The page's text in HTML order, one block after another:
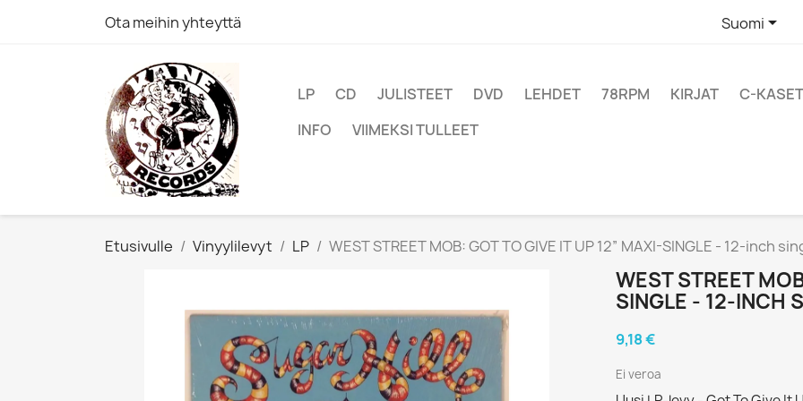
Ota meihin yhteyttä Suomi
LP CD JULISTEET DVD LEHDET 78RPM KIRJAT C-
INFO
VIIMEKSI TULLEET
Etusivulle Vinyylilevyt LP WEST STREET MOB: GOT TO GIVE IT UP 12” MAXI-SINGLE - 12-inch
WEST STREET
SINGLE - 12-INCH
9,18 €
Ei veroa